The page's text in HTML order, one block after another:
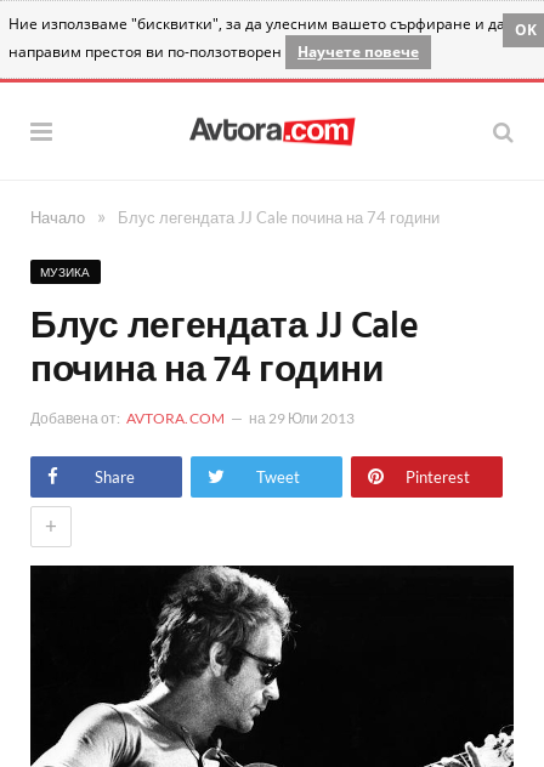
Ние използваме "бисквитки", за да улесним вашето сърфиране и да
направим престоя ви по-ползотворен
Научете повече
OK
Начало » Блус легендата JJ Cale почина на 74 години
МУЗИКА
Блус легендата JJ Cale
почина на 74 години
Добавена от: AVTORA.COM на 29 Юли 2013
Share Tweet Pinterest
+